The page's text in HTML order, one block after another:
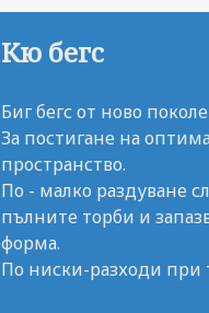
Кю бегс
Биг бегс от ново
За постигане на
пространство.
По - малко раздуване
пълните торби и
форма.
По ниски-разходи при